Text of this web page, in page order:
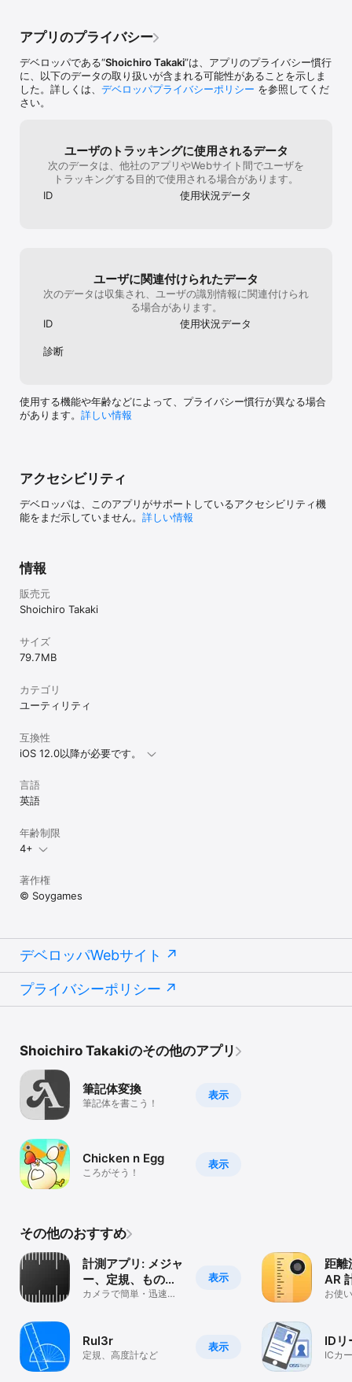
アプリのプライバシー
デベロッパである“Shoichiro Takaki”は、アプリのプライバシー慣行
に、以下のデータの取り扱いが含まれる可能性があることを示しま
した。詳しくは、 デベロッパプライバシーポリシー を参照してくだ
さい。
ユーザのトラッキングに使用されるデータ
次のデータは、他社のアプリやWebサイト間でユーザを
トラッキングする目的で使用される場合があります。
ID
使用状況データ
ユーザに関連付けられたデータ
次のデータは収集され、ユーザの識別情報に関連付けられ
る場合があります。
ID
使用状況データ
診断
使用する機能や年齢などによって、プライバシー慣行が異なる場合
があります。 詳しい情報
アクセシビリティ
デベロッパは、このアプリがサポートしているアクセシビリティ機
能をまだ示していません。 詳しい情報
情報
販売元
Shoichiro Takaki
サイズ
79.7 MB
カテゴリ
ユーティリティ
互換性
iOS 12.0以降が必要です。
言語
英語
年齢制限
4+
著作権
© Soygames
デベロッパWebサイト
プライバシーポリシー
Shoichiro Takakiのその他のアプリ
表示
筆記体変換
筆記体を書こう！
表示
Chicken n Egg
ころがそう！
その他のおすすめ
表示
計測アプリ: メジャ
ー、定規、ものさ
し、そして水平器
カメラで簡単・迅速に
表示
Rul3r
定規、高度計など
距離
AR
お使
IDリ
ICカ